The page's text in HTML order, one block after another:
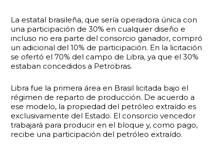
La estatal brasileña, que sería operadora única con
una participación de 30% en cualquier diseño e
incluso no era parte del consorcio ganador, compró
un adicional del 10% de participación. En la licitación
se ofertó el 70% del campo de Libra, ya que el 30%
estaban concedidos a Petrobras.
Libra fue la primera área en Brasil licitada bajo el
régimen de reparto de producción. De acuerdo a
ese modelo, la propiedad del petróleo extraído es
exclusivamente del Estado. El consorcio vencedor
trabajará para producir en el bloque y, como pago,
recibe una participación del petróleo extraído.